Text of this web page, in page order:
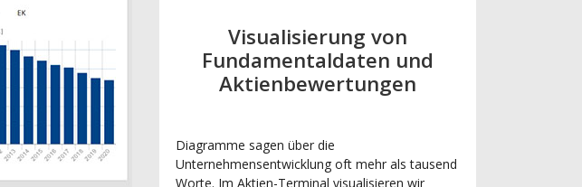
Visualisierung von
Fundamentaldaten und
Aktienbewertungen
Diagramme sagen über die
Unternehmensentwicklung oft mehr als tausend
Worte. Im Aktien-Terminal visualisieren wir